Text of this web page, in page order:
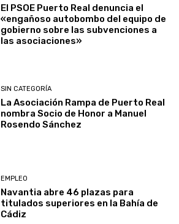
El PSOE Puerto Real denuncia el
«engañoso autobombo del equipo de
gobierno sobre las subvenciones a
las asociaciones»
SIN CATEGORÍA
La Asociación Rampa de Puerto Real
nombra Socio de Honor a Manuel
Rosendo Sánchez
EMPLEO
Navantia abre 46 plazas para
titulados superiores en la Bahía de
Cádiz